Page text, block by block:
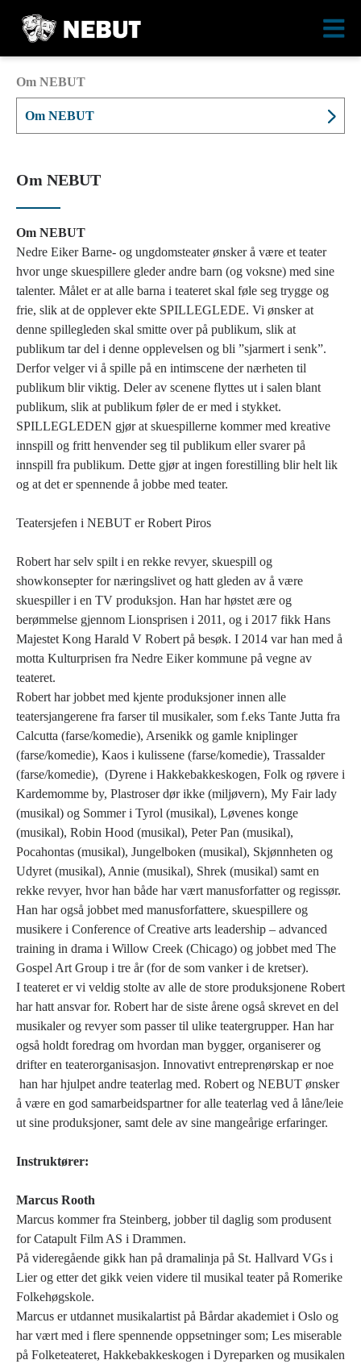
Om NEBUT
Om NEBUT
Om NEBUT
Om NEBUT
Nedre Eiker Barne- og ungdomsteater ønsker å være et teater
hvor unge skuespillere gleder andre barn (og voksne) med sine
talenter. Målet er at alle barna i teateret skal føle seg trygge og
frie, slik at de opplever ekte SPILLEGLEDE. Vi ønsker at
denne spillegleden skal smitte over på publikum, slik at
publikum tar del i denne opplevelsen og bli ”sjarmert i senk”.
Derfor velger vi å spille på en intimscene der nærheten til
publikum blir viktig. Deler av scenene flyttes ut i salen blant
publikum, slik at publikum føler de er med i stykket.
SPILLEGLEDEN gjør at skuespillerne kommer med kreative
innspill og fritt henvender seg til publikum eller svarer på
innspill fra publikum. Dette gjør at ingen forestilling blir helt lik
og at det er spennende å jobbe med teater.
Teatersjefen i NEBUT er Robert Piros
Robert har selv spilt i en rekke revyer, skuespill og
showkonsepter for næringslivet og hatt gleden av å være
skuespiller i en TV produksjon. Han har høstet ære og
berømmelse gjennom Lionsprisen i 2011, og i 2017 fikk Hans
Majestet Kong Harald V Robert på besøk. I 2014 var han med å
motta Kulturprisen fra Nedre Eiker kommune på vegne av
teateret.
Robert har jobbet med kjente produksjoner innen alle
teatersjangerene fra farser til musikaler, som f.eks Tante Jutta fra
Calcutta (farse/komedie), Arsenikk og gamle kniplinger
(farse/komedie), Kaos i kulissene (farse/komedie), Trassalder
(farse/komedie), (Dyrene i Hakkebakkeskogen, Folk og røvere i
Kardemomme by, Plastroser dør ikke (miljøvern), My Fair lady
(musikal) og Sommer i Tyrol (musikal), Løvenes konge
(musikal), Robin Hood (musikal), Peter Pan (musikal),
Pocahontas (musikal), Jungelboken (musikal), Skjønnheten og
Udyret (musikal), Annie (musikal), Shrek (musikal) samt en
rekke revyer, hvor han både har vært manusforfatter og regissør.
Han har også jobbet med manusforfattere, skuespillere og
musikere i Conference of Creative arts leadership – advanced
training in drama i Willow Creek (Chicago) og jobbet med The
Gospel Art Group i tre år (for de som vanker i de kretser).
I teateret er vi veldig stolte av alle de store produksjonene Robert
har hatt ansvar for. Robert har de siste årene også skrevet en del
musikaler og revyer som passer til ulike teatergrupper. Han har
også holdt foredrag om hvordan man bygger, organiserer og
drifter en teaterorganisasjon. Innovativt entreprenørskap er noe
han har hjulpet andre teaterlag med. Robert og NEBUT ønsker
å være en god samarbeidspartner for alle teaterlag ved å låne/leie
ut sine produksjoner, samt dele av sine mangeårige erfaringer.
Instruktører:
Marcus Rooth
Marcus kommer fra Steinberg, jobber til daglig som produsent
for Catapult Film AS i Drammen.
På videregående gikk han på dramalinja på St. Hallvard VGs i
Lier og etter det gikk veien videre til musikal teater på Romerike
Folkehøgskole.
Marcus er utdannet musikalartist på Bårdar akademiet i Oslo og
har vært med i flere spennende oppsetninger som; Les miserable
på Folketeateret, Hakkebakkeskogen i Dyreparken og musikalen